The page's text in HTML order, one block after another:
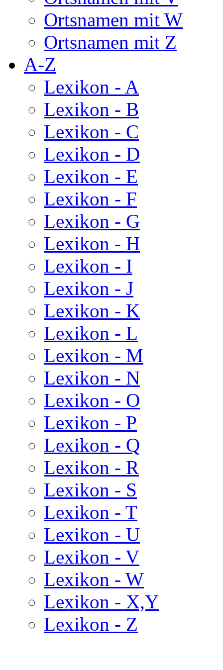
Ortsnamen mit W
Ortsnamen mit Z
A-Z
Lexikon - A
Lexikon - B
Lexikon - C
Lexikon - D
Lexikon - E
Lexikon - F
Lexikon - G
Lexikon - H
Lexikon - I
Lexikon - J
Lexikon - K
Lexikon - L
Lexikon - M
Lexikon - N
Lexikon - O
Lexikon - P
Lexikon - Q
Lexikon - R
Lexikon - S
Lexikon - T
Lexikon - U
Lexikon - V
Lexikon - W
Lexikon - X,Y
Lexikon - Z